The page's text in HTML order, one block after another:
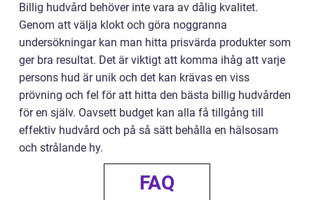
Billig hudvård behöver inte vara av dålig kvalitet.
Genom att välja klokt och göra noggranna
undersökningar kan man hitta prisvärda produkter som
ger bra resultat. Det är viktigt att komma ihåg att varje
persons hud är unik och det kan krävas en viss
prövning och fel för att hitta den bästa billig hudvården
för en själv. Oavsett budget kan alla få tillgång till
effektiv hudvård och på så sätt behålla en hälsosam
och strålande hy.
FAQ